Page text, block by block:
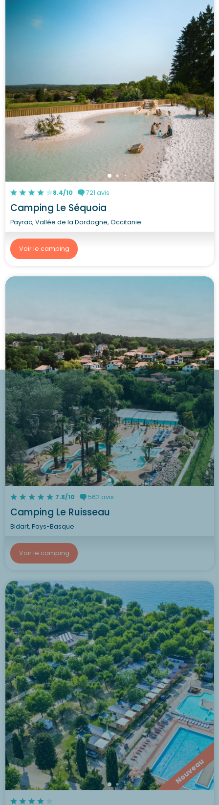
8.4/10 721 avis
Camping Le Séquoia
Payrac, Vallée de la Dordogne, Occitanie
Voir le camping
7.8/10 562 avis
Camping Le Ruisseau
Bidart, Pays-Basque
Voir le camping
Nouveau